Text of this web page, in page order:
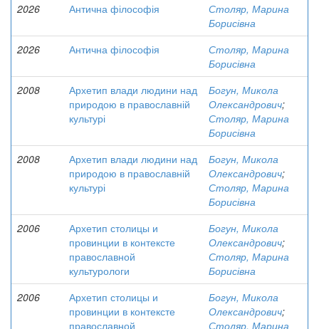
2026 Антична філософія
Столяр, Марина
Борисівна
2026
Антична філософія
Столяр, Марина
Борисівна
2008
Архетип влади людини над
природою в православній
культурі
Богун, Микола
Олександрович;
Столяр, Марина
Борисівна
2008
Архетип влади людини над
природою в православній
культурі
Богун, Микола
Олександрович;
Столяр, Марина
Борисівна
2006
Архетип столицы и
провинции в контексте
православной
культурологи
Богун, Микола
Олександрович;
Столяр, Марина
Борисівна
2006
Архетип столицы и
провинции в контексте
православной
Богун, Микола
Олександрович;
Столяр, Марина